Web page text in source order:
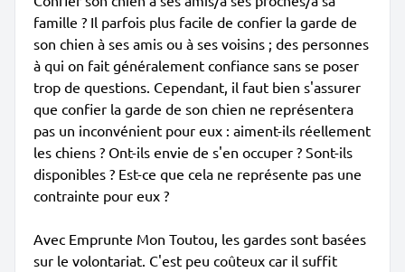
famille ? Il parfois plus facile de confier la garde de
son chien à ses amis ou à ses voisins ; des personnes
à qui on fait généralement confiance sans se poser
trop de questions. Cependant, il faut bien s'assurer
que confier la garde de son chien ne représentera
pas un inconvénient pour eux : aiment-ils réellement
les chiens ? Ont-ils envie de s'en occuper ? Sont-ils
disponibles ? Est-ce que cela ne représente pas une
contrainte pour eux ?
Avec Emprunte Mon Toutou, les gardes sont basées
sur le volontariat. C'est peu coûteux car il suffit